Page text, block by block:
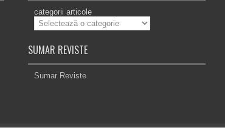
categorii articole
SUMAR REVISTE
Sumar Reviste